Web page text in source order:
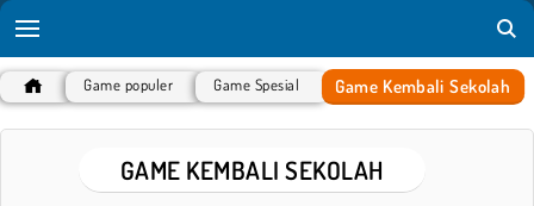
Game populer Game Spesial Game Kembali Sekolah
GAME KEMBALI SEKOLAH